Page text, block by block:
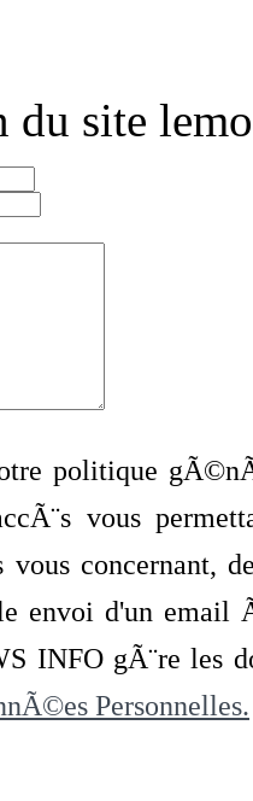
site
politique
vous
concernant,
envoi d'un
INFO gÃ¨re les
Personnelles.